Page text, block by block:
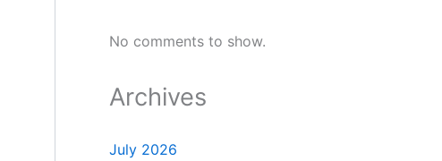
No comments to show.
Archives
July 2026